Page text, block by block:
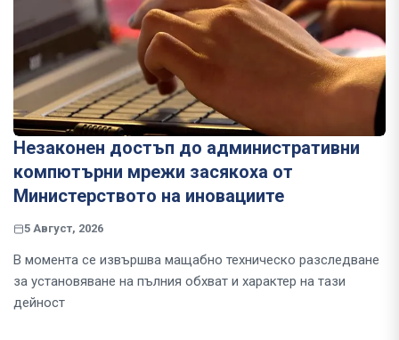
Незаконен достъп до административни
компютърни мрежи засякоха от
Министерството на иновациите
5 Август, 2026
В момента се извършва мащабно техническо разследване
за установяване на пълния обхват и характер на тази
дейност